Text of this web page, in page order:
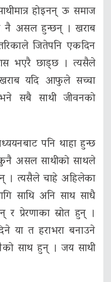
होइनन् ऊ समाज
नै असल हुन्छन् । खराब
जितेपनि एकदिन
भएरै छाड्छ । त्यसैले
यदि आफुले सच्चा
भने सबै साथी जीवनको
पनि थाहा हुन्छ
असल साथीको साथले
। त्यसैले चाहे अहिलेका
साथि अनि साथ साधै
प्रेरणाका स्रोत हुन् ।
या त हराभरा बनाउने
साथ हुन् । जय साथी